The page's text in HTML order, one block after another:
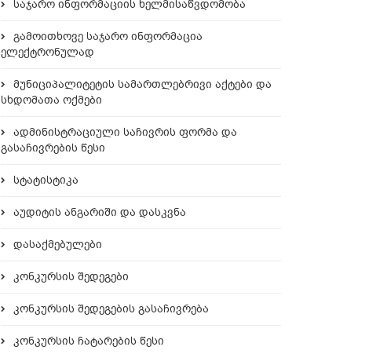
საჯარო ინფორმაციის ხელმისაწვდომობა
გამოითხოვე საჯარო ინფორმაცია
ელექტრონულად
მუნიციპალიტეტის სამართლებრივი აქტები და
სხდომათა ოქმები
ადმინისტრაციული საჩივრის ფორმა და
გასაჩივრების წესი
სტატისტიკა
აუდიტის ანგარიში და დასკვნა
დასაქმებულები
კონკურსის შედეგები
კონკურსის შედეგების გასაჩივრება
კონკურსის ჩატარების წესი